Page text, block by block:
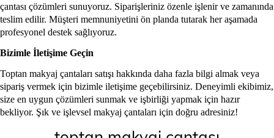
çantası çözümleri sunuyoruz. Siparişleriniz özenle işlenir ve zamanında
teslim edilir. Müşteri memnuniyetini ön planda tutarak her aşamada
profesyonel destek sağlıyoruz.
Bizimle İletişime Geçin
Toptan makyaj çantaları satışı hakkında daha fazla bilgi almak veya
sipariş vermek için bizimle iletişime geçebilirsiniz. Deneyimli ekibimiz,
size en uygun çözümleri sunmak ve işbirliği yapmak için hazır
bekliyor. Şık ve işlevsel makyaj çantaları için doğru adresiniz!